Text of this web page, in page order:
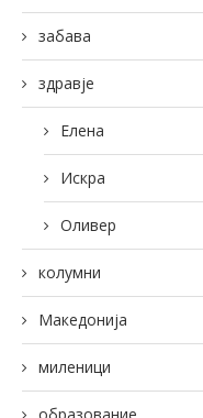
забава
здравје
Елена
Искра
Оливер
колумни
Македонија
миленици